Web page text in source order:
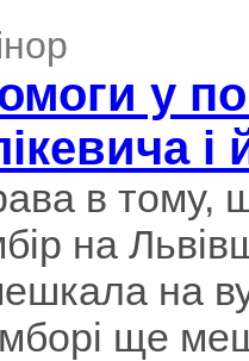
у
і
в тому,
на
на
ще